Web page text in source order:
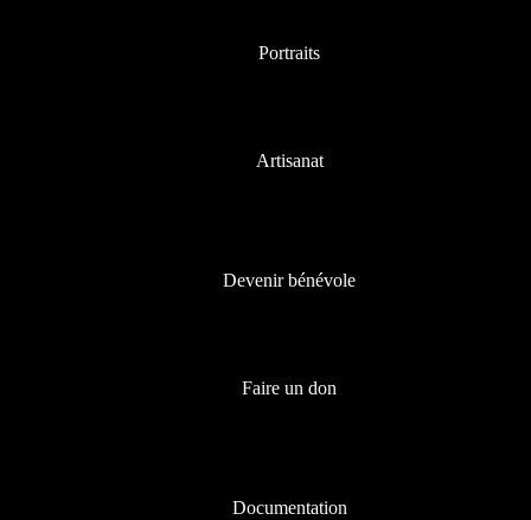
Portraits
Artisanat
Devenir bénévole
Faire un don
Documentation